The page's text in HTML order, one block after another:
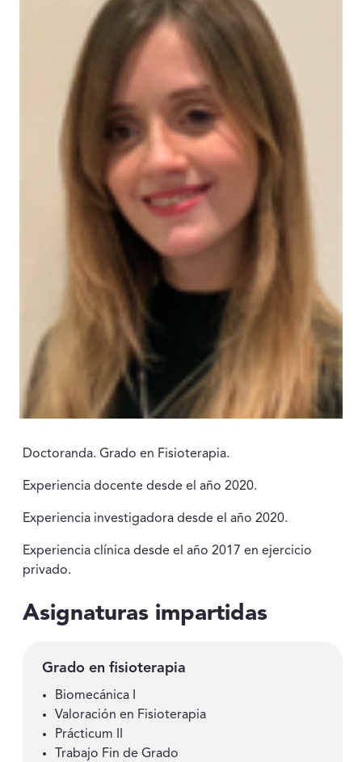
Doctoranda. Grado en Fisioterapia.
Experiencia docente desde el año 2020.
Experiencia investigadora desde el año 2020.
Experiencia clínica desde el año 2017 en ejercicio
privado.
Asignaturas impartidas
Grado en fisioterapia
Biomecánica I
Valoración en Fisioterapia
Prácticum II
Trabajo Fin de Grado